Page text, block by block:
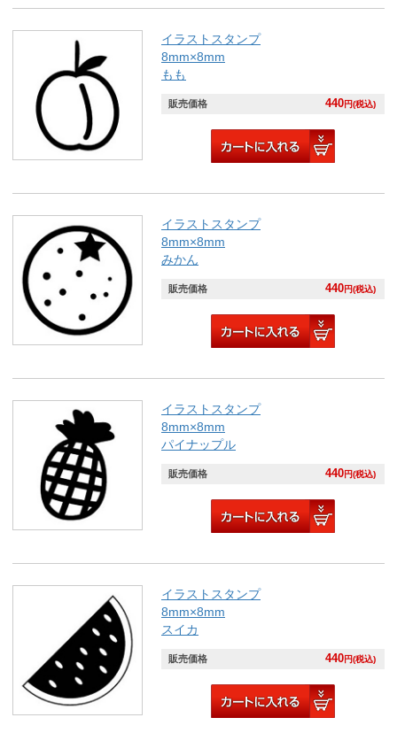
イラストスタンプ
8mm×8mm
もも
販売価格 440円(税込)
イラストスタンプ
8mm×8mm
みかん
販売価格 440円(税込)
イラストスタンプ
8mm×8mm
パイナップル
販売価格 440円(税込)
イラストスタンプ
8mm×8mm
スイカ
販売価格 440円(税込)